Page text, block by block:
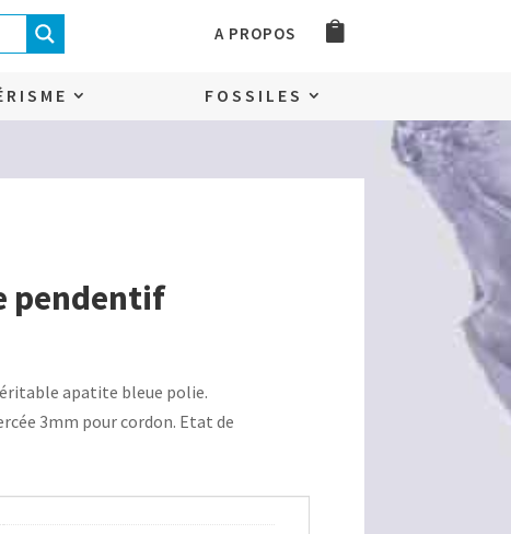
A PROPOS
FOSSILES
pendentif
apatite bleue polie.
3mm pour cordon. Etat de